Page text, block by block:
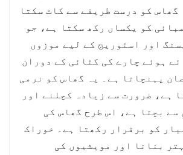
گھاس کو درست طریقے سے کاٹ سکتا
کو یکساں رکھ سکتا ہے، جو
اور اسٹوریج کے لیے موزوں
ہوئے چارے کی کٹائی کے دوران
پہنچاتا ہے۔ یہ گھاس کو نرمی
ہے، ضرورت سے زیادہ کچلنے اور
سے بچتا ہے، اس طرح گھاس کی
کو برقرار رکھتا ہے۔ خوراک
بنانا اور مویشیوں کی